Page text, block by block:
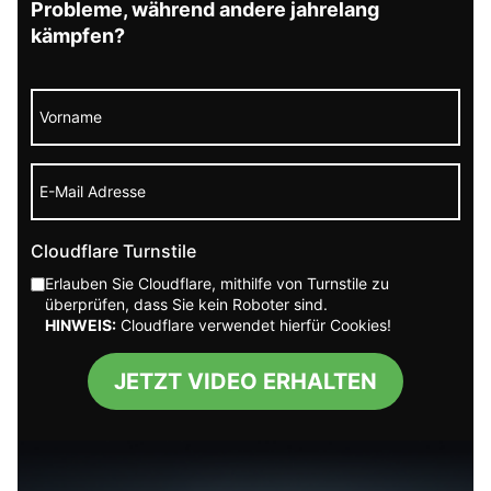
Einfluss von epigenetischen
Langfristige Auswirkungen auf die
psychische Gesundheit
Vererbung epigenetischer Veränderungen
Zusammengefasst zeigen epigenetische Studien,
wie bedeutend die Interaktion zwischen Genen
Erlebnisse, für die psychische Gesundheit ist.
Probleme, während andere jahrelang
kämpfen?
Cloudflare Turnstile
Erlauben Sie Cloudflare, mithilfe von Turnstile zu
überprüfen, dass Sie kein Roboter sind.
HINWEIS: Cloudflare verwendet hierfür Cookies!
JETZT VIDEO ERHALTEN